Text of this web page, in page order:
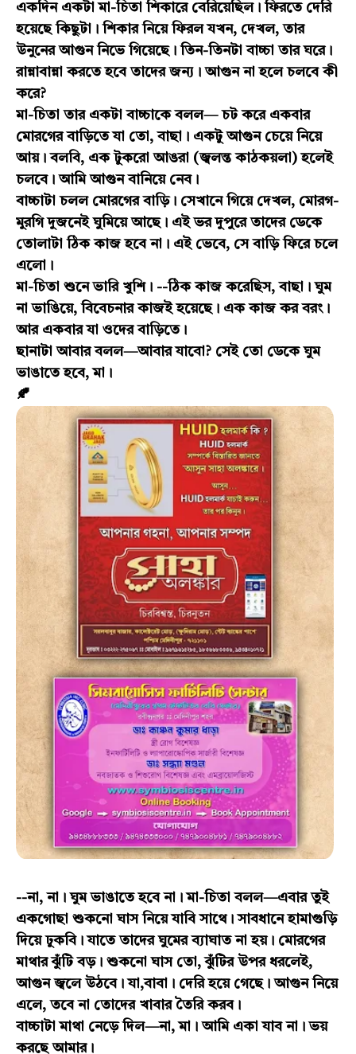
একদিন একটা মা-চিতা শিকারে বেরিয়েছিল। ফিরতে দেরি
হয়েছে কিছুটা। শিকার নিয়ে ফিরল যখন, দেখল, তার
উনুনের আগুন নিভে গিয়েছে। তিন-তিনটা বাচ্চা তার ঘরে।
রান্নাবান্না করতে হবে তাদের জন্য। আগুন না হলে চলবে কী
করে?
মা-চিতা তার একটা বাচ্চাকে বলল— চট করে একবার
মোরগের বাড়িতে যা তো, বাছা। একটু আগুন চেয়ে নিয়ে
আয়। বলবি, এক টুকরো আঙরা (জ্বলন্ত কাঠকয়লা) হলেই
চলবে। আমি আগুন বানিয়ে নেব।
বাচ্চাটা চলল মোরগের বাড়ি। সেখানে গিয়ে দেখল, মোরগ-
মুরগি দুজনেই ঘুমিয়ে আছে। এই ভর দুপুরে তাদের ডেকে
তোলাটা ঠিক কাজ হবে না। এই ভেবে, সে বাড়ি ফিরে চলে
এলো।
মা-চিতা শুনে ভারি খুশি। --ঠিক কাজ করেছিস, বাছা। ঘুম
না ভাঙিয়ে, বিবেচনার কাজই হয়েছে। এক কাজ কর বরং।
আর একবার যা ওদের বাড়িতে।
ছানাটা আবার বলল—আবার যাবো? সেই তো ডেকে ঘুম
ভাঙাতে হবে, মা।
🍂
--না, না। ঘুম ভাঙাতে হবে না। মা-চিতা বলল—এবার তুই
একগোছা শুকনো ঘাস নিয়ে যাবি সাথে। সাবধানে হামাগুড়ি
দিয়ে ঢুকবি। যাতে তাদের ঘুমের ব্যাঘাত না হয়। মোরগের
মাথার ঝুঁটি বড়। শুকনো ঘাস তো, ঝুঁটির উপর ধরলেই,
আগুন জ্বলে উঠবে। যা,বাবা। দেরি হয়ে গেছে। আগুন নিয়ে
এলে, তবে না তোদের খাবার তৈরি করব।
বাচ্চাটা মাথা নেড়ে দিল—না, মা। আমি একা যাব না। ভয়
করছে আমার।